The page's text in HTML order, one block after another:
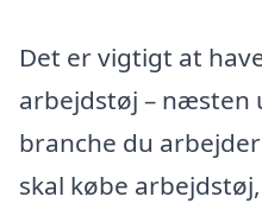
Det er vigtigt at
arbejdstøj – næsten
branche du
skal købe